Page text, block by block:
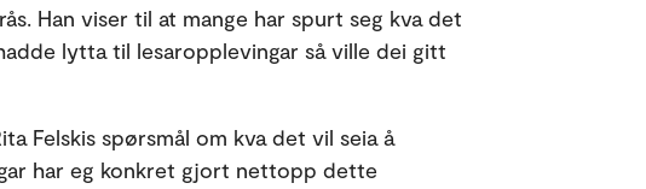
Han viser til at mange har spurt seg kva det
lytta til lesaropplevingar så ville dei gitt
Felskis spørsmål om kva det vil seia å
har eg konkret gjort nettopp dette